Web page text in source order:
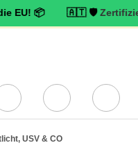
📦 🇦🇹 🛡️ Zertifizierter
USV & CO